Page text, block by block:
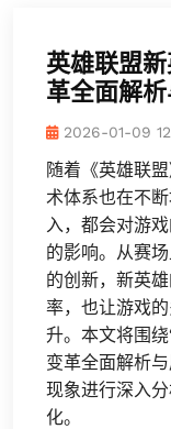
英雄联盟
革全面解
2026-01-09
随着《英雄联
术体系也在不
入，都会对游
的影响。从赛
的创新，新英
率，也让游戏
升。本文将围
变革全面解析
现象进行深入
化。